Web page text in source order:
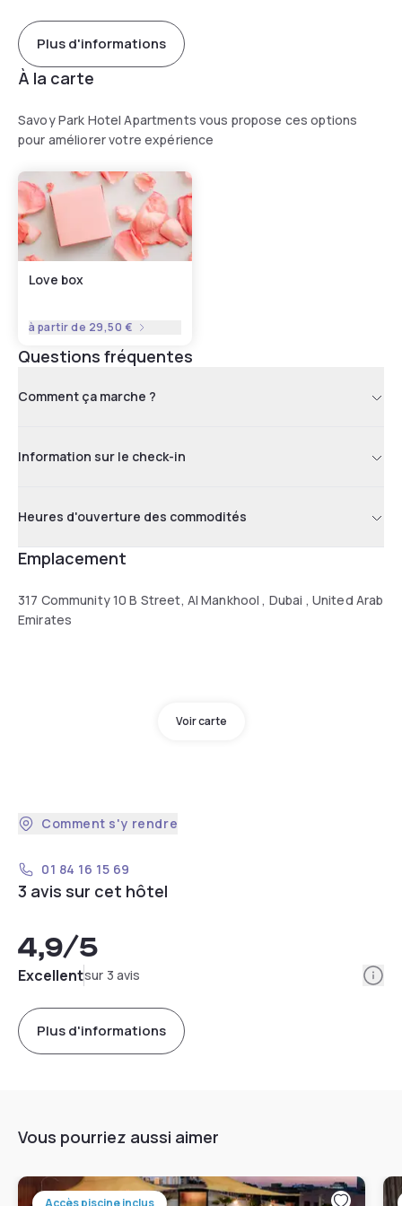
Plus d'informations
À la carte
Savoy Park Hotel Apartments vous propose ces options
pour améliorer votre expérience
Love box
à partir de 29,50 €
Questions fréquentes
Comment ça marche ?
Information sur le check-in
Heures d'ouverture des commodités
Emplacement
317 Community 10 B Street, Al Mankhool , Dubai , United Arab
Emirates
Voir carte
Comment s'y rendre
01 84 16 15 69
3 avis sur cet hôtel
4,9/5
Excellentsur 3 avis
Plus d'informations
Vous pourriez aussi aimer
Accès piscine inclus